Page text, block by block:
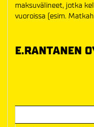
maksuvälineet, jotka
vuoroissa (esim.
E.RANTANEN